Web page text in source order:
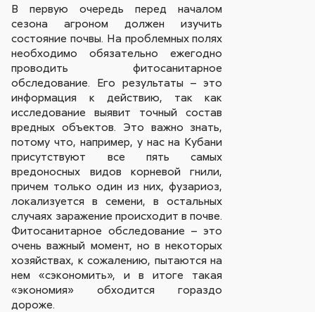
В первую очередь перед началом
сезона агроном должен изучить
состояние почвы. На проблемных полях
необходимо обязательно ежегодно
проводить фитосанитарное
обследование. Его результаты – это
информация к действию, так как
исследование выявит точный состав
вредных объектов. Это важно знать,
потому что, например, у нас на Кубани
присутствуют все пять самых
вредоносных видов корневой гнили,
причем только один из них, фузариоз,
локализуется в семени, в остальных
случаях заражение происходит в почве.
Фитосанитарное обследование – это
очень важный момент, но в некоторых
хозяйствах, к сожалению, пытаются на
нем «сэкономить», и в итоге такая
«экономия» обходится гораздо
дороже.